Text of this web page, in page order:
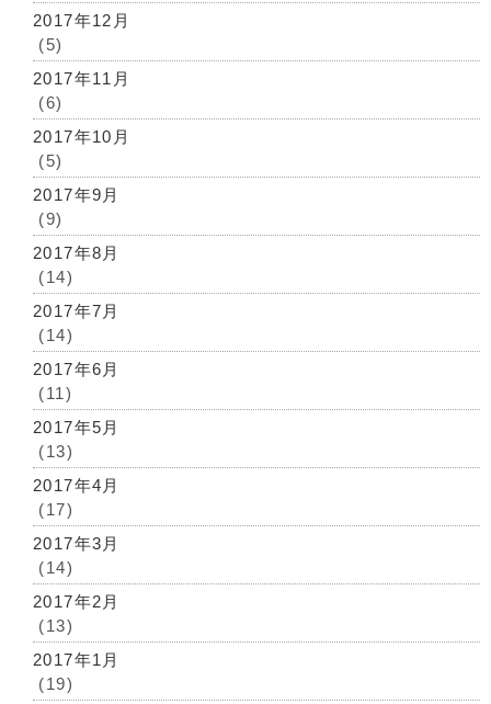
2017年12月
(5)
2017年11月
(6)
2017年10月
(5)
2017年9月
(9)
2017年8月
(14)
2017年7月
(14)
2017年6月
(11)
2017年5月
(13)
2017年4月
(17)
2017年3月
(14)
2017年2月
(13)
2017年1月
(19)